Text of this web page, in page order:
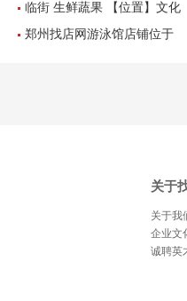
临街 生鲜蔬果 【位置】文化
北路体育路
郑州找店网游泳馆店铺位于
关于
关于我
企业文
诚聘英